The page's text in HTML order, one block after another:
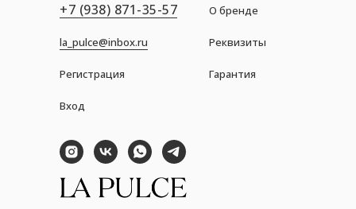
О бренде
Вход
+7 (938) 871-35-57
la_pulce@inbox.ru Реквизиты
Гарантия
Регистрация